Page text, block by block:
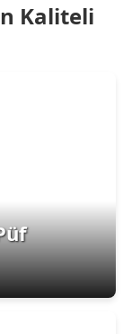
Kaliteli